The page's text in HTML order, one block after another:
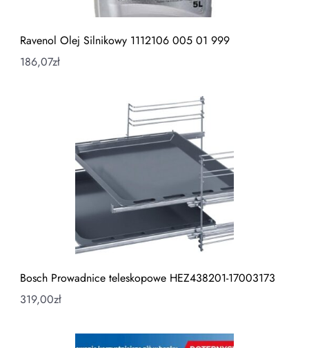
Ravenol Olej Silnikowy 1112106 005 01 999
186,07zł
Bosch Prowadnice teleskopowe HEZ438201-17003173
319,00zł